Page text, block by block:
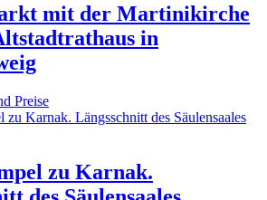
mit der Martinikirche
in
Preise
zu Karnak.